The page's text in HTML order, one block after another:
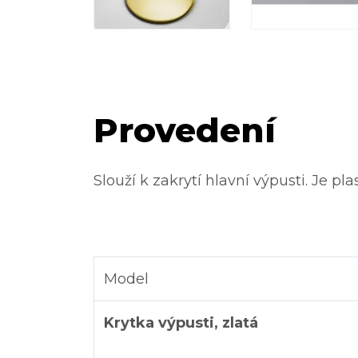
Provedení
Slouží k zakrytí hlavní výpusti. Je
Model
Krytka výpusti, zlatá